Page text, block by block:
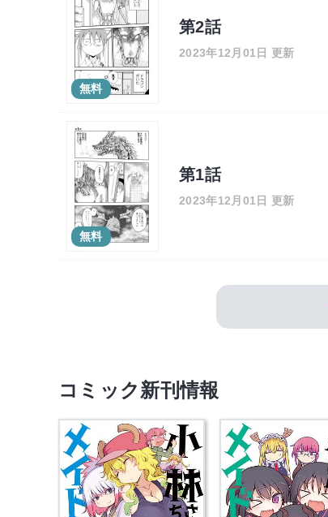
無料
第2話
2023年12月01日 更新
無料
第1話
2023年12月01日 更新
コミック新刊情報